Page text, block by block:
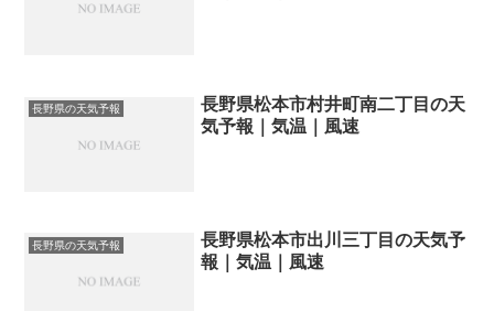
長野県の天気予報
長野県松本市村井町南二丁目の天
気予報｜気温｜風速
長野県の天気予報
長野県松本市出川三丁目の天気予
報｜気温｜風速